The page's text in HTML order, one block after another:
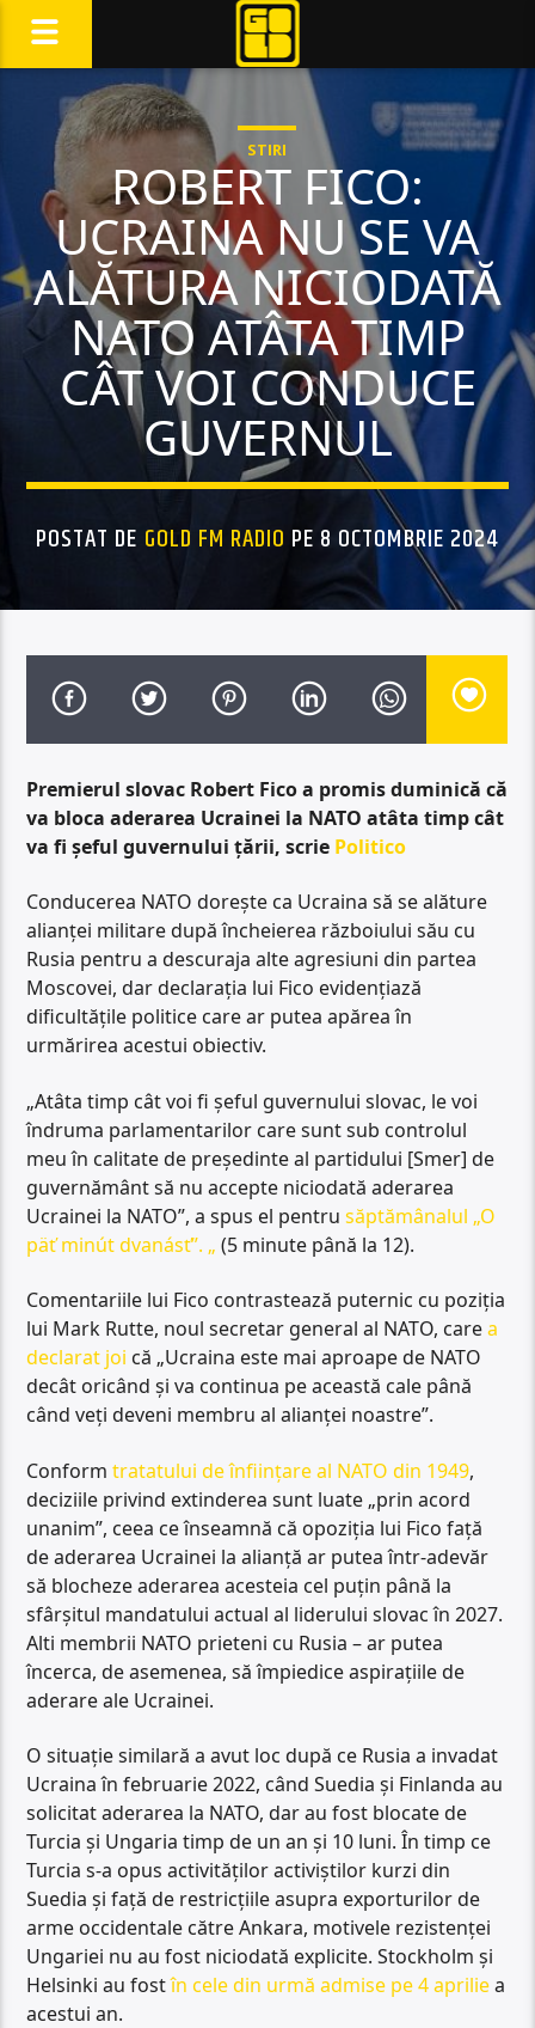
STIRI
ROBERT FICO:
UCRAINA NU SE VA
ALĂTURA NICIODATĂ
NATO ATÂTA TIMP
CÂT VOI CONDUCE
GUVERNUL
POSTAT DE GOLD FM RADIO PE 8 OCTOMBRIE 2024
Premierul slovac Robert Fico a promis duminică că
va bloca aderarea Ucrainei la NATO atâta timp cât
va fi șeful guvernului țării, scrie Politico
Conducerea NATO dorește ca Ucraina să se alăture
alianței militare după încheierea războiului său cu
Rusia pentru a descuraja alte agresiuni din partea
Moscovei, dar declarația lui Fico evidențiază
dificultățile politice care ar putea apărea în
urmărirea acestui obiectiv.
„Atâta timp cât voi fi șeful guvernului slovac, le voi
îndruma parlamentarilor care sunt sub controlul
meu în calitate de președinte al partidului [Smer] de
guvernământ să nu accepte niciodată aderarea
Ucrainei la NATO”, a spus el pentrusăptămânalul „O
päť minút dvanásť”. „ (5 minute până la 12).
Comentariile lui Fico contrastează puternic cu poziția
lui Mark Rutte, noul secretar general al NATO, carea
declarat joi că „Ucraina este mai aproape de NATO
decât oricând și va continua pe această cale până
când veți deveni membru al alianței noastre”.
Conformtratatului de înființare al NATO din 1949,
deciziile privind extinderea sunt luate „prin acord
unanim”, ceea ce înseamnă că opoziția lui Fico față
de aderarea Ucrainei la alianță ar putea într-adevăr
să blocheze aderarea acesteia cel puțin până la
sfârșitul mandatului actual al liderului slovac în 2027.
Alti membrii NATO prieteni cu Rusia – ar putea
încerca, de asemenea, să împiedice aspirațiile de
aderare ale Ucrainei.
O situație similară a avut loc după ce Rusia a invadat
Ucraina în februarie 2022, când Suedia și Finlanda au
solicitat aderarea la NATO, dar au fost blocate de
Turcia și Ungaria timp de un an și 10 luni. În timp ce
Turcia s-a opus activităților activiștilor kurzi din
Suedia și față de restricțiile asupra exporturilor de
arme occidentale către Ankara, motivele rezistenței
Ungariei nu au fost niciodată explicite. Stockholm și
Helsinki au fostîn cele din urmă admise pe 4 apriliea
acestui an.